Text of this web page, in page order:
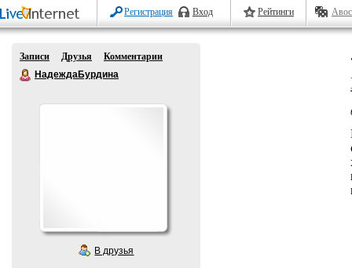
Регистрация Вход Рейтинги
Записи Друзья
Комментарии
НадеждаБурдина
В друзья